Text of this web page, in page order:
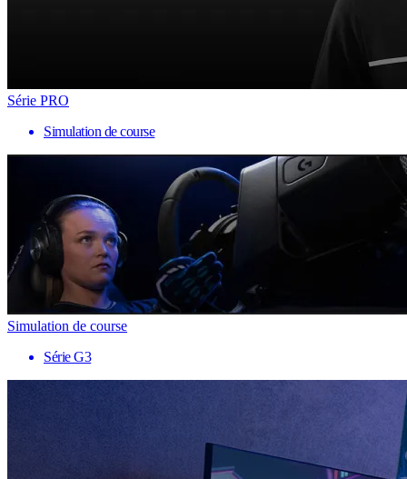
Série PRO
Simulation de course
Simulation de course
Série G3